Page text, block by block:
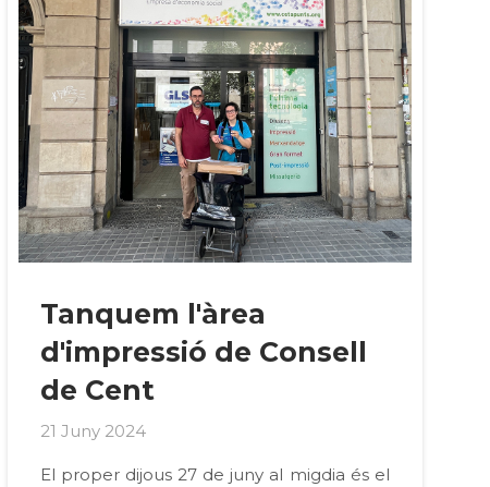
Tanquem l'àrea
d'impressió de Consell
de Cent
21 Juny 2024
El proper dijous 27 de juny al migdia és el